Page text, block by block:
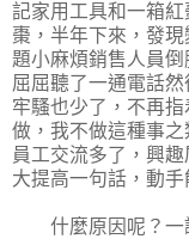
記家用工具和一箱
棗，半年下來，發
題小麻煩銷售人員
屈屈聽了一通電話
牢騷也少了，不再
做，我不做這種事之
員工交流多了，興
大提高一句話，動
什麼原因呢？一